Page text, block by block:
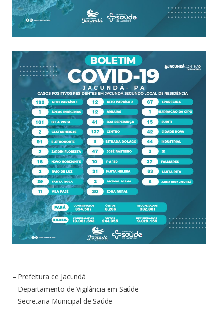
– Prefeitura de Jacundá
– Departamento de Vigilância em Saúde
– Secretaria Municipal de Saúde